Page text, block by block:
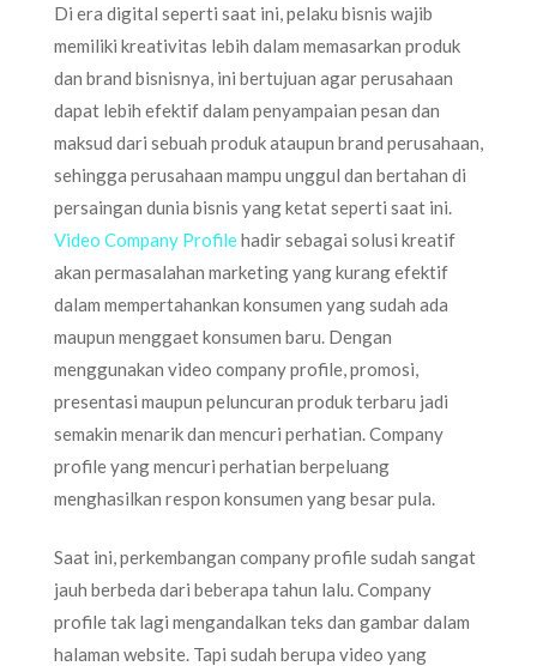
Di era digital seperti saat ini, pelaku bisnis wajib
memiliki kreativitas lebih dalam memasarkan produk
dan brand bisnisnya, ini bertujuan agar perusahaan
dapat lebih efektif dalam penyampaian pesan dan
maksud dari sebuah produk ataupun brand perusahaan,
sehingga perusahaan mampu unggul dan bertahan di
persaingan dunia bisnis yang ketat seperti saat ini.
Video Company Profilehadir sebagai solusi kreatif
akan permasalahan marketing yang kurang efektif
dalam mempertahankan konsumen yang sudah ada
maupun menggaet konsumen baru. Dengan
menggunakan video company profile, promosi,
presentasi maupun peluncuran produk terbaru jadi
semakin menarik dan mencuri perhatian. Company
profile yang mencuri perhatian berpeluang
menghasilkan respon konsumen yang besar pula.
Saat ini, perkembangan company profile sudah sangat
jauh berbeda dari beberapa tahun lalu. Company
profile tak lagi mengandalkan teks dan gambar dalam
halaman website. Tapi sudah berupa video yang